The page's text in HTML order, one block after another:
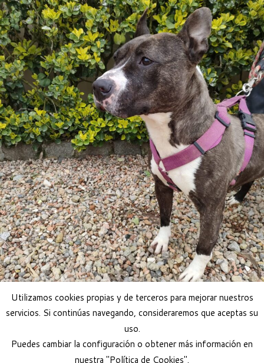
Adoptar perra Barcelona
Utilizamos cookies propias y de terceros para mejorar nuestros
servicios. Si continúas navegando, consideraremos que aceptas su
uso.
Puedes cambiar la configuración o obtener más información en
nuestra "Política de Cookies".